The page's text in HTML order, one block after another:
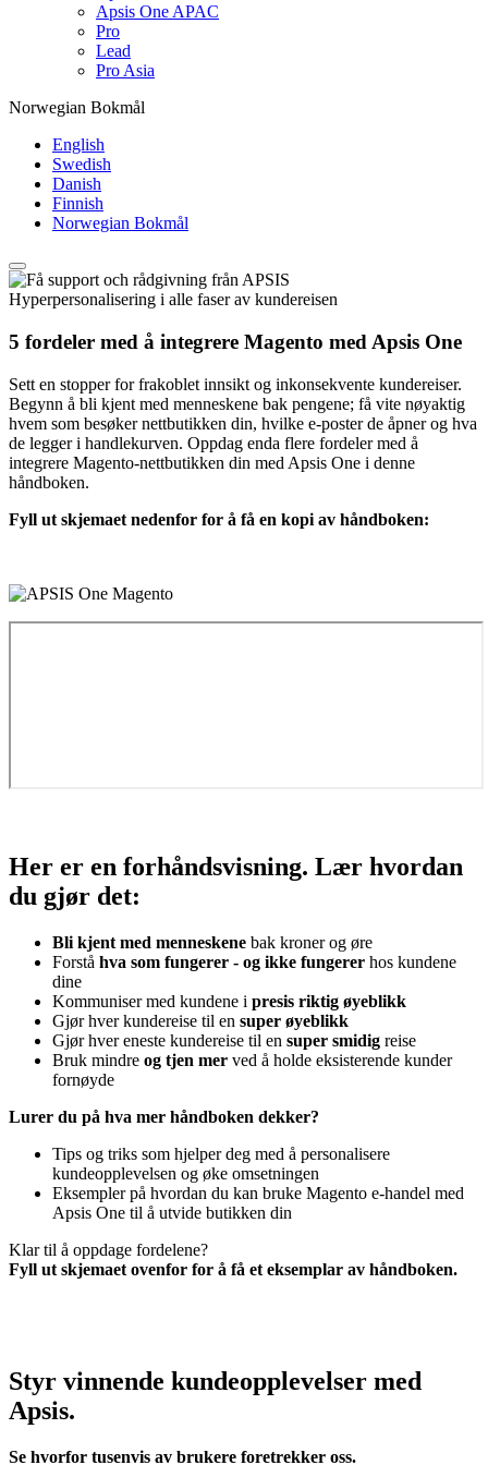
Apsis One APAC
Pro
Lead
Pro Asia
Norwegian Bokmål
English
Swedish
Danish
Finnish
Norwegian Bokmål
Hyperpersonalisering i alle faser av kundereisen
5 fordeler med å integrere Magento med Apsis One
Sett en stopper for frakoblet innsikt og inkonsekvente kundereiser.
Begynn å bli kjent med menneskene bak pengene; få vite nøyaktig
hvem som besøker nettbutikken din, hvilke e-poster de åpner og hva
de legger i handlekurven. Oppdag enda flere fordeler med å
integrere Magento-nettbutikken din med Apsis One i denne
håndboken.
Fyll ut skjemaet nedenfor for å få en kopi av håndboken:
Her er en forhåndsvisning. Lær hvordan
du gjør det:
Bli kjent med menneskene bak kroner og øre
Forstå hva som fungerer - og ikke fungerer hos kundene
dine
Kommuniser med kundene i presis riktig øyeblikk
Gjør hver kundereise til en super øyeblikk
Gjør hver eneste kundereise til en super smidig reise
Bruk mindre og tjen mer ved å holde eksisterende kunder
fornøyde
Lurer du på hva mer håndboken dekker?
Tips og triks som hjelper deg med å personalisere
kundeopplevelsen og øke omsetningen
Eksempler på hvordan du kan bruke Magento e-handel med
Apsis One til å utvide butikken din
Klar til å oppdage fordelene?
Fyll ut skjemaet ovenfor for å få et eksemplar av håndboken.
Styr vinnende kundeopplevelser med
Apsis.
Se hvorfor tusenvis av brukere foretrekker oss.